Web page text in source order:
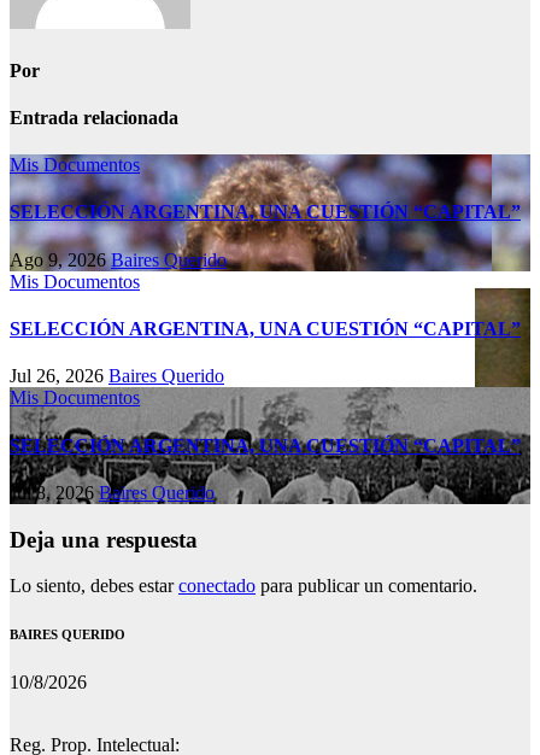
Por
Entrada relacionada
Mis Documentos
SELECCIÓN ARGENTINA, UNA CUESTIÓN “CAPITAL”
Ago 9, 2026Baires Querido
Mis Documentos
SELECCIÓN ARGENTINA, UNA CUESTIÓN “CAPITAL”
Jul 26, 2026 Baires Querido
Mis Documentos
SELECCIÓN ARGENTINA, UNA CUESTIÓN “CAPITAL”
Jul 8, 2026Baires Querido
Deja una respuesta
Lo siento, debes estarconectado para publicar un comentario.
BAIRES QUERIDO
10/8/2026
Reg. Prop. Intelectual: